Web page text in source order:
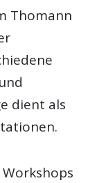
Thomann
dient als